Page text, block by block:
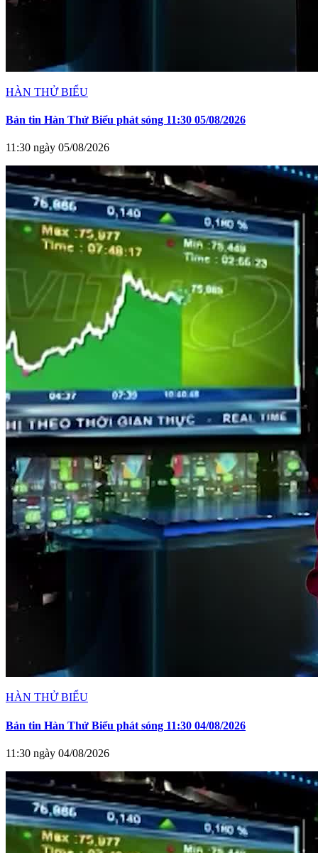
HÀN THỬ BIỂU
Bản tin Hàn Thử Biểu phát sóng 11:30 05/08/2026
11:30 ngày 05/08/2026
HÀN THỬ BIỂU
Bản tin Hàn Thử Biểu phát sóng 11:30 04/08/2026
11:30 ngày 04/08/2026